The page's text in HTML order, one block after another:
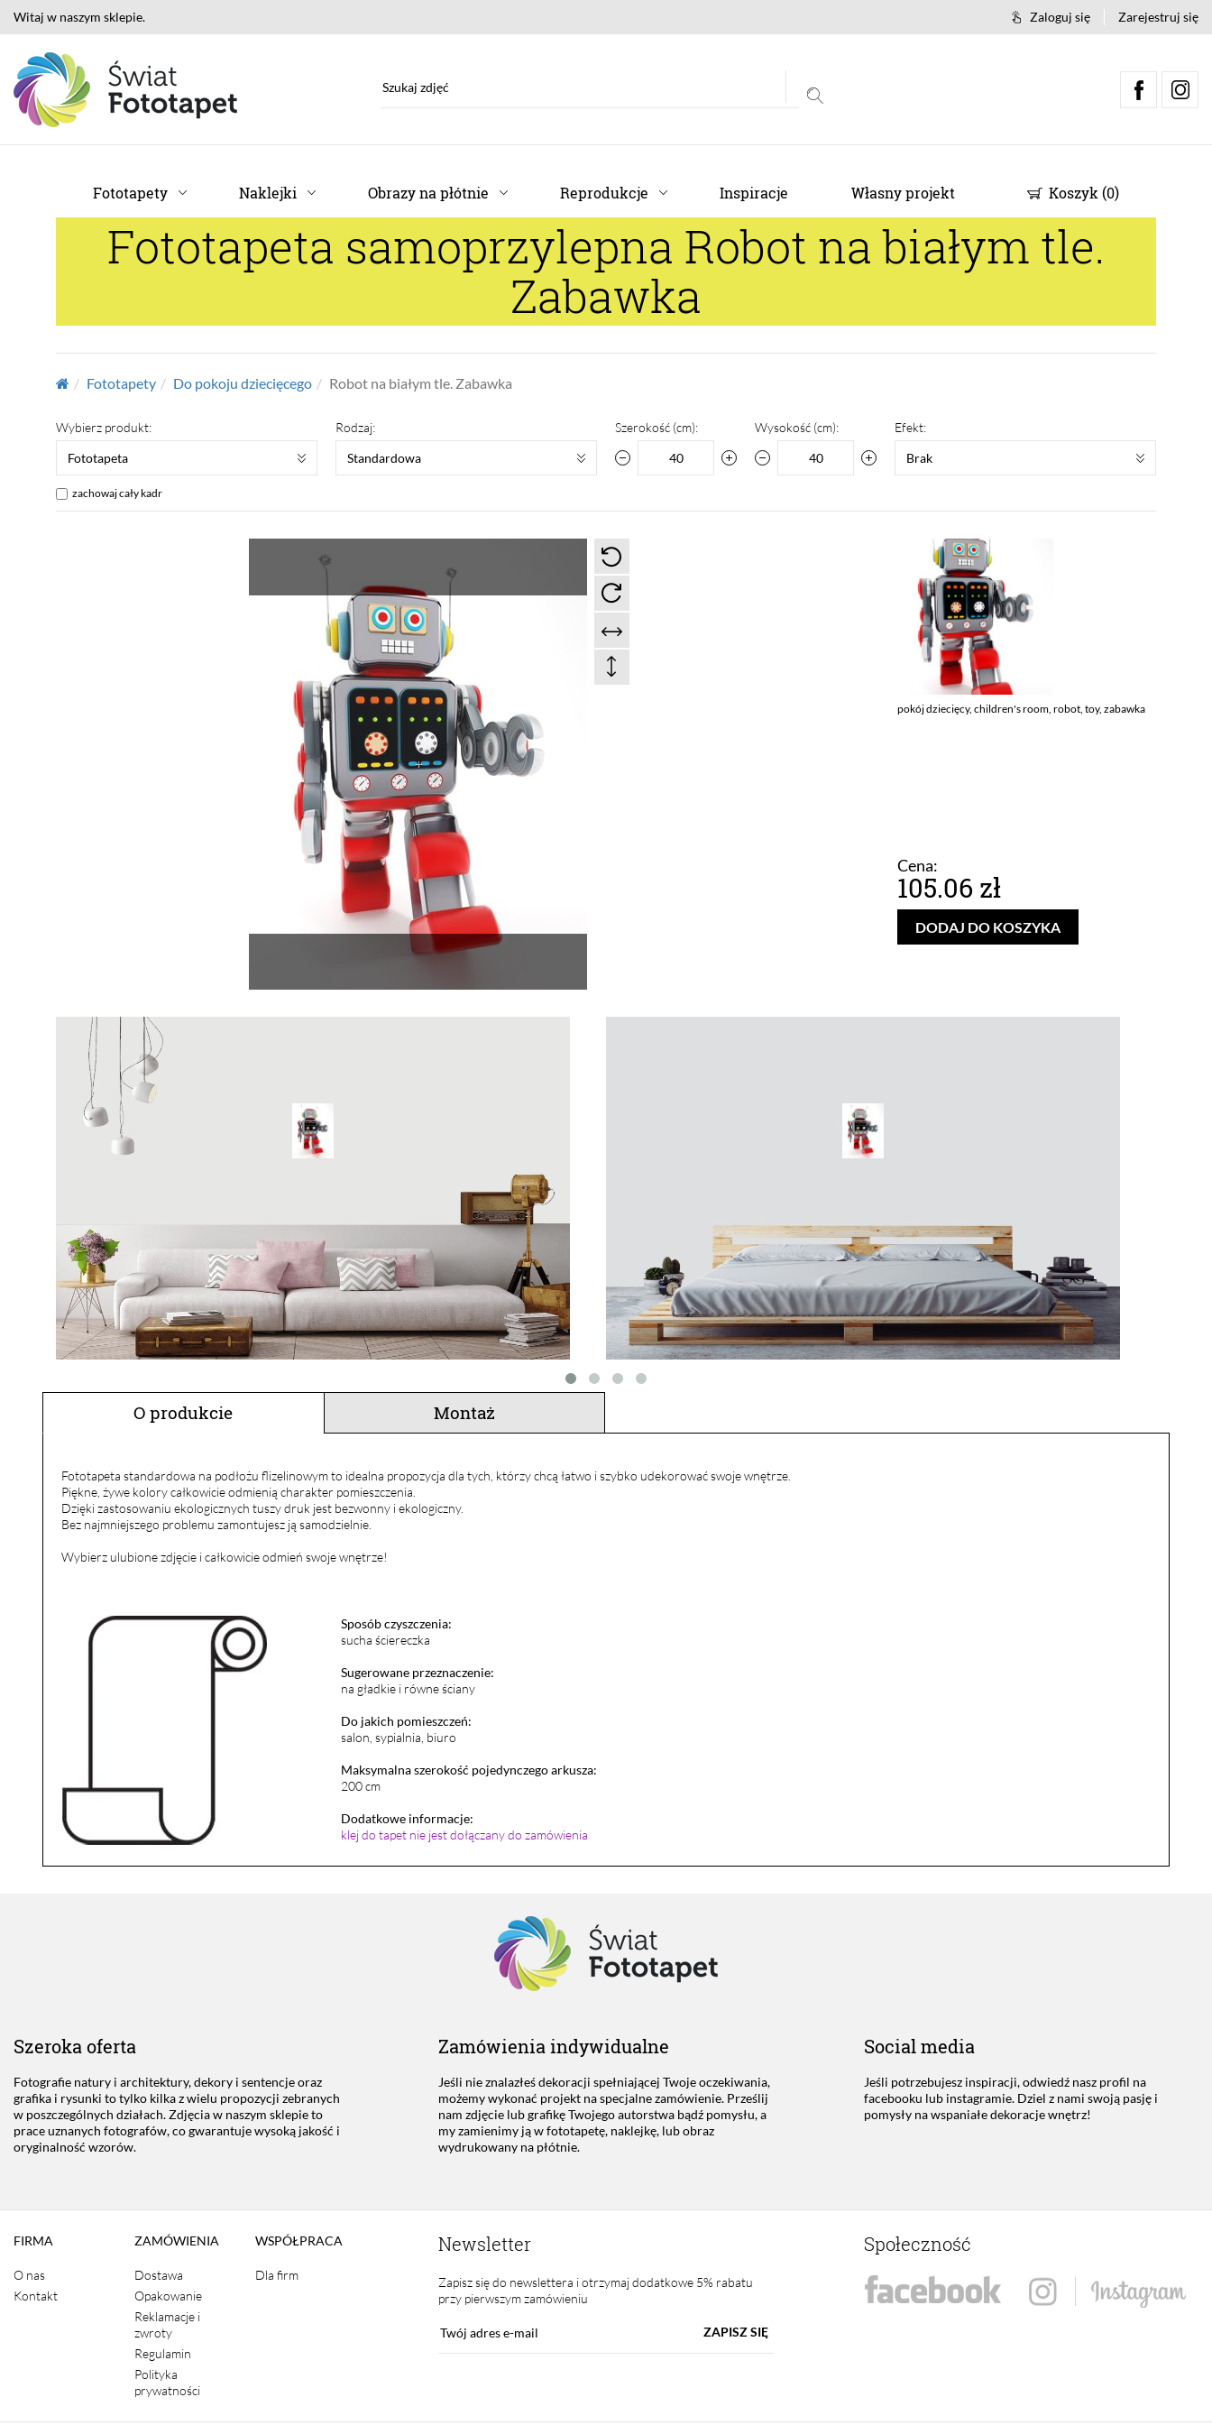
Witaj w naszym sklepie. Zaloguj się Zarejestruj się
Fototapety Naklejki Obrazy na płótnie Reprodukcje Inspiracje Własny projekt Koszyk (0)
Fototapeta samoprzylepna Robot na białym tle.
Zabawka
Fototapety Do pokoju dziecięcego Robot na białym tle. Zabawka
Wybierz produkt:
Fototapeta
Rodzaj:
Standardowa
Szerokość (cm): Wysokość (cm):
Efekt:
Brak
zachowaj cały kadr
pokój dziecięcy, children's room, robot, toy, zabawka
Cena:
105.06 zł
DODAJ DO KOSZYKA
O produkcie Montaż
Fototapeta standardowa na podłożu flizelinowym to idealna propozycja dla tych, którzy chcą łatwo i szybko udekorować swoje wnętrze.
Piękne, żywe kolory całkowicie odmienią charakter pomieszczenia.
Dzięki zastosowaniu ekologicznych tuszy druk jest bezwonny i ekologiczny.
Bez najmniejszego problemu zamontujesz ją samodzielnie.
Wybierz ulubione zdjęcie i całkowicie odmień swoje wnętrze!
Sposób czyszczenia:
sucha ściereczka
Sugerowane przeznaczenie:
na gładkie i równe ściany
Do jakich pomieszczeń:
salon, sypialnia, biuro
Maksymalna szerokość pojedynczego arkusza:
200 cm
Dodatkowe informacje:
klej do tapet nie jest dołączany do zamówienia
Szeroka oferta
Fotografie natury i architektury, dekory i sentencje oraz
grafika i rysunki to tylko kilka z wielu propozycji zebranych
w poszczególnych działach. Zdjęcia w naszym sklepie to
prace uznanych fotografów, co gwarantuje wysoką jakość i
oryginalność wzorów.
Zamówienia indywidualne
Jeśli nie znalazłeś dekoracji spełniającej Twoje oczekiwania,
możemy wykonać projekt na specjalne zamówienie. Prześlij
nam zdjęcie lub grafikę Twojego autorstwa bądź pomysłu, a
my zamienimy ją w fototapetę, naklejkę, lub obraz
wydrukowany na płótnie.
Social media
Jeśli potrzebujesz inspiracji, odwiedź nasz profil na
facebooku lub instagramie. Dziel z nami swoją pasję i
pomysły na wspaniałe dekoracje wnętrz!
FIRMA
O nas
Kontakt
ZAMÓWIENIA
Dostawa
Opakowanie
Reklamacje i
zwroty
Regulamin
Polityka
prywatności
WSPÓŁPRACA
Dla firm
Newsletter
Zapisz się do newslettera i otrzymaj dodatkowe 5% rabatu
przy pierwszym zamówieniu
ZAPISZ SIĘ
Społeczność